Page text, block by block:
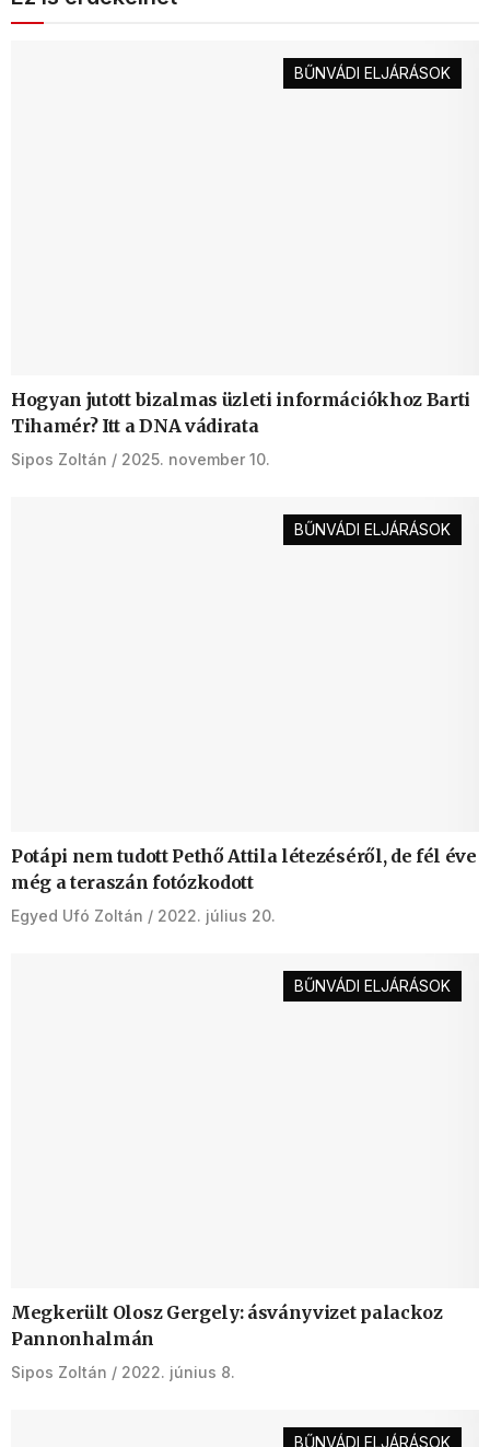
BŰNVÁDI ELJÁRÁSOK
Hogyan jutott bizalmas üzleti információkhoz Barti
Tihamér? Itt a DNA vádirata
Sipos Zoltán 2025. november 10.
BŰNVÁDI ELJÁRÁSOK
Potápi nem tudott Pethő Attila létezéséről, de fél éve
még a teraszán fotózkodott
Egyed Ufó Zoltán 2022. július 20.
BŰNVÁDI ELJÁRÁSOK
Megkerült Olosz Gergely: ásványvizet palackoz
Pannonhalmán
Sipos Zoltán 2022. június 8.
BŰNVÁDI ELJÁRÁSOK